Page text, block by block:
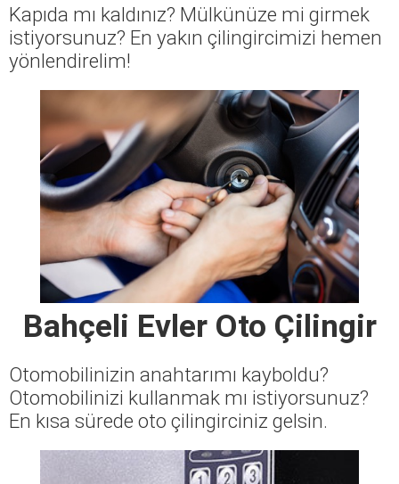
Kapıda mı kaldınız? Mülkünüze mi girmek
istiyorsunuz? En yakın çilingircimizi hemen
yönlendirelim!
Bahçeli Evler Oto Çilingir
Otomobilinizin anahtarımı kayboldu?
Otomobilinizi kullanmak mı istiyorsunuz?
En kısa sürede oto çilingirciniz gelsin.